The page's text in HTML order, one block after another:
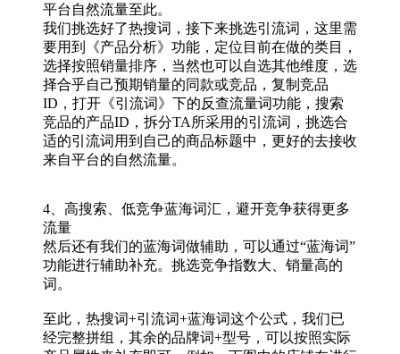
平台自然流量至此。
我们挑选好了热搜词，接下来挑选引流词，这里需
要用到《产品分析》功能，定位目前在做的类目，
选择按照销量排序，当然也可以自选其他维度，选
择合乎自己预期销量的同款或竞品，复制竞品
ID，打开《引流词》下的反查流量词功能，搜索
竞品的产品ID，拆分TA所采用的引流词，挑选合
适的引流词用到自己的商品标题中，更好的去接收
来自平台的自然流量。
4、高搜索、低竞争蓝海词汇，避开竞争获得更多
流量
然后还有我们的蓝海词做辅助，可以通过“蓝海词”
功能进行辅助补充。挑选竞争指数大、销量高的
词。
至此，热搜词+引流词+蓝海词这个公式，我们已
经完整拼组，其余的品牌词+型号，可以按照实际